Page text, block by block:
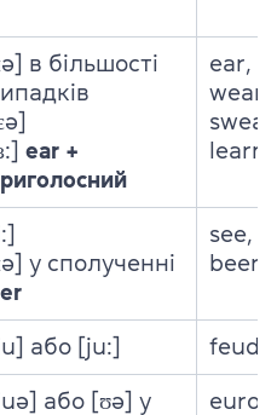
в більшості
ear +
ear,
wear,
swear
у сполученні
see,
beer,
або [ju:]
або [ʊə] у
euro,